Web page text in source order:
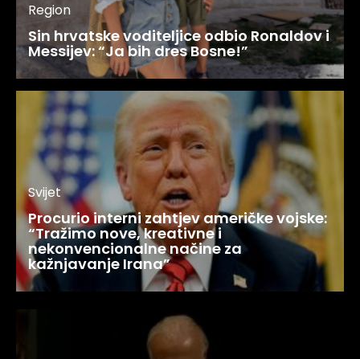
Region
Sin hrvatske voditeljice odbio Ronaldov i
Messijev: “Ja bih dres Bosne!”
Svijet
Procurio interni zahtjev američke vojske:
“Tražimo nove, kreativne i
nekonvencionalne načine za
kažnjavanje Irana”